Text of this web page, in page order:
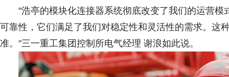
"浩亭的模块化连接器系统彻底改变了我们的运营
可靠性，它们满足了我们对稳定性和灵活性的需求。这
准。"三一重工集团控制所电气经理 谢浪如此说。